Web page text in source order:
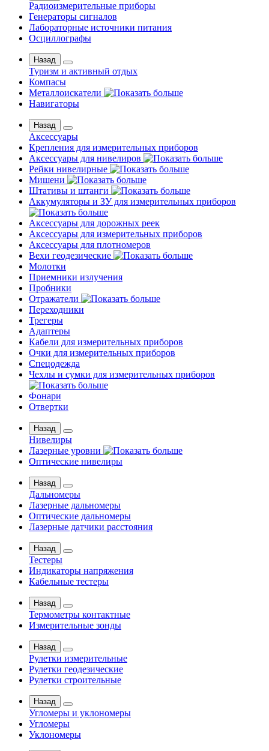
Радиоизмерительные приборы
Генераторы сигналов
Лабораторные источники питания
Осциллографы
Назад
Туризм и активный отдых
Компасы
Металлоискатели
Навигаторы
Назад
Аксессуары
Крепления для измерительных приборов
Аксессуары для нивелиров
Рейки нивелирные
Мишени
Штативы и штанги
Аккумуляторы и ЗУ для измерительных приборов
Аксессуары для дорожных реек
Аксессуары для измерительных приборов
Аксессуары для плотномеров
Вехи геодезические
Молотки
Приемники излучения
Пробники
Отражатели
Переходники
Трегеры
Адаптеры
Кабели для измерительных приборов
Очки для измерительных приборов
Спецодежда
Чехлы и сумки для измерительных приборов
Фонари
Отвертки
Назад
Нивелиры
Лазерные уровни
Оптические нивелиры
Назад
Дальномеры
Лазерные дальномеры
Оптические дальномеры
Лазерные датчики расстояния
Назад
Тестеры
Индикаторы напряжения
Кабельные тестеры
Назад
Термометры контактные
Измерительные зонды
Назад
Рулетки измерительные
Рулетки геодезические
Рулетки строительные
Назад
Угломеры и уклономеры
Угломеры
Уклономеры